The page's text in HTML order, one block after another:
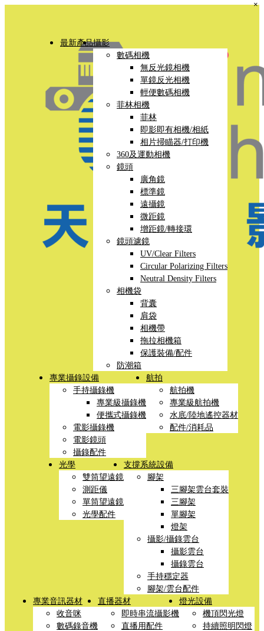
最新產品攝影
數碼相機
無反光鏡相機
單鏡反光相機
輕便數碼相機
菲林相機
菲林
即影即有相機/相紙
相片掃瞄器/打印機
360及運動相機
鏡頭
廣角鏡
標準鏡
遠攝鏡
微距鏡
增距鏡/轉接環
鏡頭濾鏡
UV/Clear Filters
Circular Polarizing Filters
Neutral Density Filters
相機袋
背囊
肩袋
相機帶
拖拉相機箱
保護裝備/配件
防潮箱
專業攝錄設備
手持攝錄機
專業級攝錄機
便攜式攝錄機
電影攝錄機
電影鏡頭
攝錄配件
航拍
航拍機
專業級航拍機
水底/陸地遙控器材
配件/消耗品
光學
雙筒望遠鏡
測距儀
單筒望遠鏡
光學配件
支撐系統設備
腳架
三腳架雲台套裝
三腳架
單腳架
燈架
攝影/攝錄雲台
攝影雲台
攝錄雲台
手持穩定器
腳架/雲台配件
專業音訊器材
收音咪
數碼錄音機
直播器材
即時串流攝影機
直播用配件
燈光設備
機頂閃光燈
持續照明閃燈
×